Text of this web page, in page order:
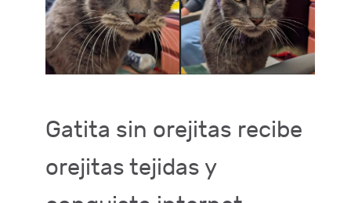
Gatita sin orejitas recibe
orejitas tejidas y